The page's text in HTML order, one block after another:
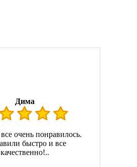
Дима
очень понравилось.
быстро и все
качественно!..